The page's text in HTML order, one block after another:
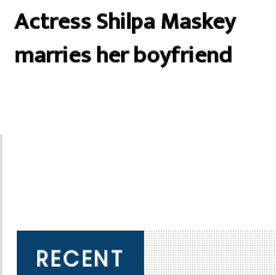
Actress Shilpa Maskey
marries her boyfriend
RECENT